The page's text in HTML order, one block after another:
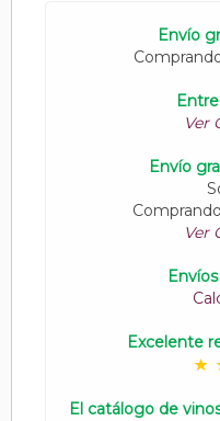
Envío
Ver
Envío
Ver
Excelente
El catálogo de